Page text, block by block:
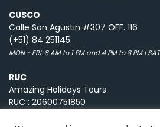
CUSCO
Calle San Agustin #307 OFF. 116
(+51) 84 251145
MON - FRI: 8 AM to 1 PM and 4 PM to 8 PM |
RUC
Amazing Holidays Tours
RUC : 20600751850